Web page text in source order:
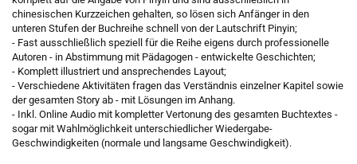
chinesischen Kurzzeichen gehalten, so lösen sich Anfänger in den
unteren Stufen der Buchreihe schnell von der Lautschrift Pinyin;
- Fast ausschließlich speziell für die Reihe eigens durch professionelle
Autoren - in Abstimmung mit Pädagogen - entwickelte Geschichten;
- Komplett illustriert und ansprechendes Layout;
- Verschiedene Aktivitäten fragen das Verständnis einzelner Kapitel sowie
der gesamten Story ab - mit Lösungen im Anhang.
- Inkl. Online Audio mit kompletter Vertonung des gesamten Buchtextes -
sogar mit Wahlmöglichkeit unterschiedlicher Wiedergabe-
Geschwindigkeiten (normale und langsame Geschwindigkeit).